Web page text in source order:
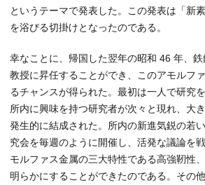
というテーマで発表した。この発表は「新
を浴びる切掛けとなったのである。
幸なことに、帰国した翌年の昭和 46 年、
教授に昇任することができ、このアモルフ
るチャンスが得られた。最初は一人で研究
所内に興味を持つ研究者が次々と現れ、大
発生的に結成された。所内の新進気鋭の若
究会を毎週のように開催し、活発な議論を
モルファス金属の三大特性である高強靭性
明らかにすることができたのである。その